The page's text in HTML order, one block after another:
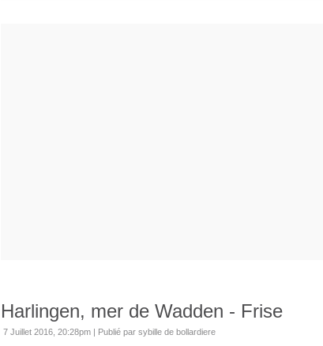
Harlingen, mer de Wadden - Frise
7 Juillet 2016, 20:28pm | Publié par sybille de bollardiere